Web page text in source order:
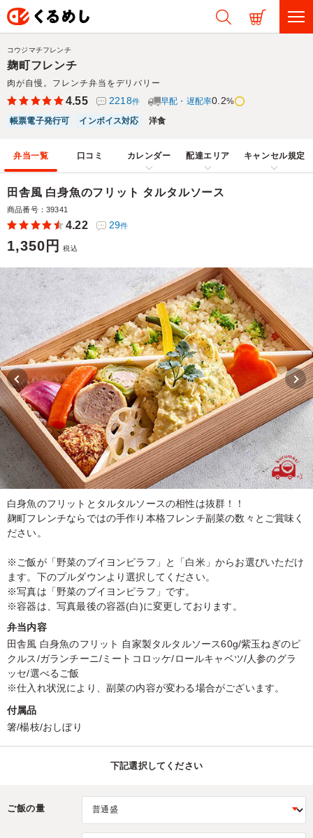
麹町フレンチ
肉が自慢。フレンチ弁当をデリバリー
コウジマチフレンチ
4.55 2218件 早配・遅配率0.2%
帳票電子発行可
インボイス対応 洋食
弁当一覧 口コミ カレンダー 配達エリア キャンセル規定
田舎風 白身魚のフリット タルタルソース
商品番号：39341
4.22 29件
1,350円 税込
白身魚のフリットとタルタルソースの相性は抜群！！
麹町フレンチならではの手作り本格フレンチ副菜の数々とご賞味く
ださい。
※ご飯が「野菜のブイヨンピラフ」と「白米」からお選びいただけ
ます。下のプルダウンより選択してください。
※写真は「野菜のブイヨンピラフ」です。
※容器は、写真最後の容器(白)に変更しております。
弁当内容
田舎風 白身魚のフリット 自家製タルタルソース60g/紫玉ねぎのピ
クルス/ガランチーニ/ミートコロッケ/ロールキャベツ/人参のグラ
ッセ/選べるご飯
※仕入れ状況により、副菜の内容が変わる場合がございます。
付属品
箸/楊枝/おしぼり
下記選択してください
ご飯の量